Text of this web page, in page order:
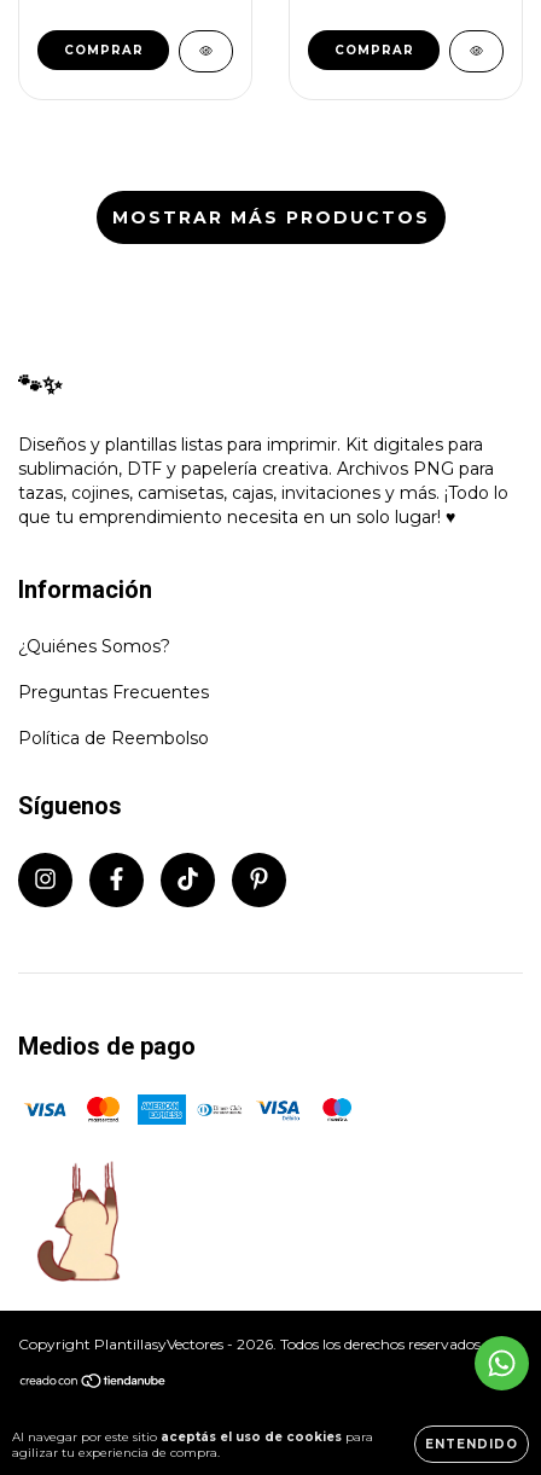
Al navegar por este sitio aceptás el uso de cookies para
agilizar tu experiencia de compra.
ENTENDIDO
MOSTRAR MÁS PRODUCTOS
🐾✨
Diseños y plantillas listas para imprimir. Kit digitales para
sublimación, DTF y papelería creativa. Archivos PNG para
tazas, cojines, camisetas, cajas, invitaciones y más. ¡Todo lo
que tu emprendimiento necesita en un solo lugar! ♥
Información
¿Quiénes Somos?
Preguntas Frecuentes
Política de Reembolso
Síguenos
Medios de pago
Copyright PlantillasyVectores - 2026. Todos los derechos reservados.